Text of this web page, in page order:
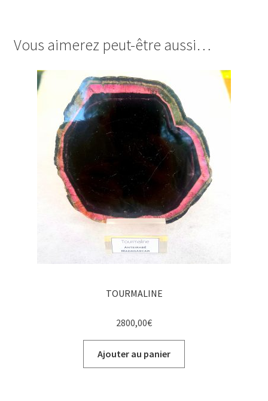
Vous aimerez peut-être aussi…
TOURMALINE
2800,00€
Ajouter au panier